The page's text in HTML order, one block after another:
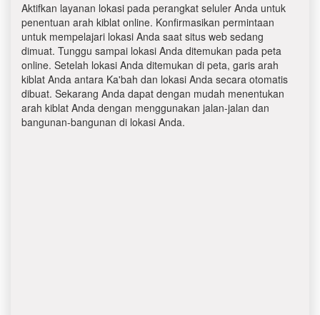
Aktifkan layanan lokasi pada perangkat seluler Anda untuk
penentuan arah kiblat online. Konfirmasikan permintaan
untuk mempelajari lokasi Anda saat situs web sedang
dimuat. Tunggu sampai lokasi Anda ditemukan pada peta
online. Setelah lokasi Anda ditemukan di peta, garis arah
kiblat Anda antara Ka'bah dan lokasi Anda secara otomatis
dibuat. Sekarang Anda dapat dengan mudah menentukan
arah kiblat Anda dengan menggunakan jalan-jalan dan
bangunan-bangunan di lokasi Anda.